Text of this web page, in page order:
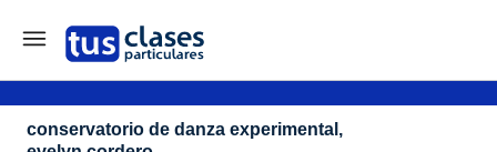
conservatorio de danza experimental,